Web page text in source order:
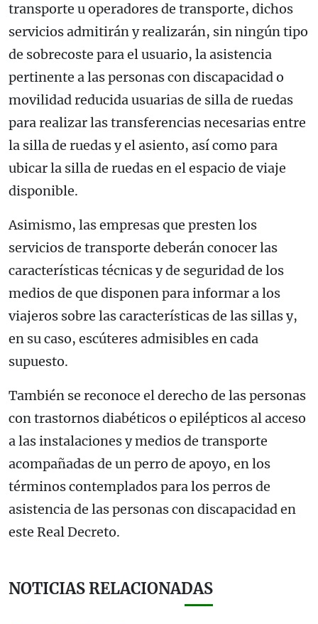
transporte u operadores de transporte, dichos
servicios admitirán y realizarán, sin ningún tipo
de sobrecoste para el usuario, la asistencia
pertinente a las personas con discapacidad o
movilidad reducida usuarias de silla de ruedas
para realizar las transferencias necesarias entre
la silla de ruedas y el asiento, así como para
ubicar la silla de ruedas en el espacio de viaje
disponible.
Asimismo, las empresas que presten los
servicios de transporte deberán conocer las
características técnicas y de seguridad de los
medios de que disponen para informar a los
viajeros sobre las características de las sillas y,
en su caso, escúteres admisibles en cada
supuesto.
También se reconoce el derecho de las personas
con trastornos diabéticos o epilépticos al acceso
a las instalaciones y medios de transporte
acompañadas de un perro de apoyo, en los
términos contemplados para los perros de
asistencia de las personas con discapacidad en
este Real Decreto.
NOTICIAS RELACIONADAS